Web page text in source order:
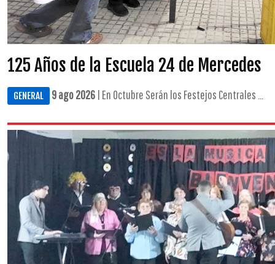
125 Años de la Escuela 24 de Mercedes
GENERAL 9 ago 2026 | En Octubre Serán los Festejos Centrales ...